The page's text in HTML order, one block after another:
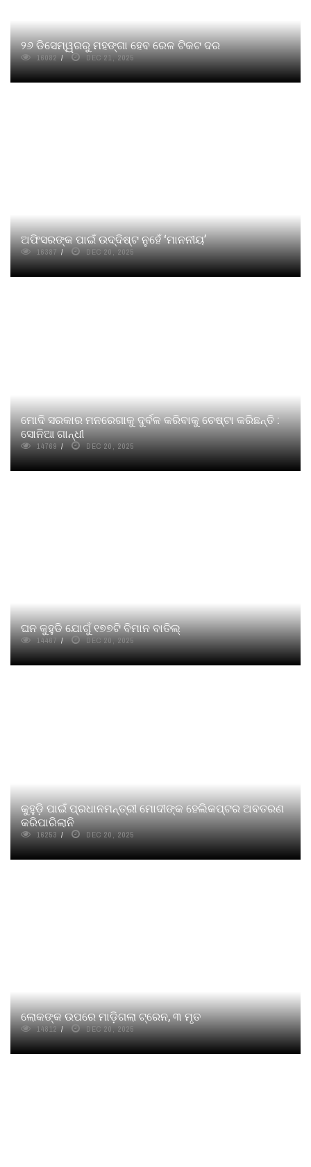
୨୬ ଡିସେମ୍ୱରରୁ ମହଙ୍ଗା ହେବ ରେଳ ଟିକଟ ଦର
16082 DEC 21, 2025
ଅଫିସରଙ୍କ ପାଇଁ ଉଦ୍ଦିଷ୍ଟ ନୁହେଁ ‘ମାନନୀୟ’
16387 DEC 20, 2025
ମୋଦି ସରକାର ମନରେଗାକୁ ଦୁର୍ବଳ କରିବାକୁ ଚେଷ୍ଟା କରିଛନ୍ତି :
ସୋନିଆ ଗାନ୍ଧୀ
14769 DEC 20, 2025
ଘନ କୁହୁଡି ଯୋଗୁଁ ୧୭୭ଟି ବିମାନ ବାତିଲ୍
14467 DEC 20, 2025
କୁହୁଡ଼ି ପାଇଁ ପ୍ରଧାନମନ୍ତ୍ରୀ ମୋଦୀଙ୍କ ହେଲିକପ୍ଟର ଅବତରଣ
କରିପାରିଲାନି
16253 DEC 20, 2025
ଲୋକଙ୍କ ଉପରେ ମାଡ଼ିଗଲା ଟ୍ରେନ, ୩ ମୃତ
14812 DEC 20, 2025